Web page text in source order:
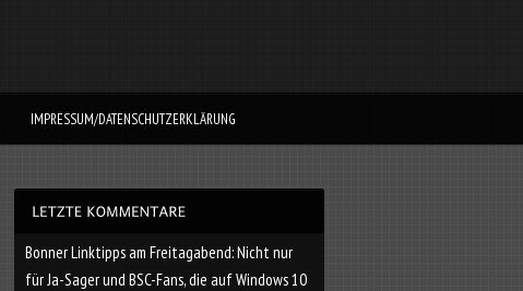
IMPRESSUM/DATENSCHUTZERKLÄRUNG
Bonner Linktipps am Freitagabend: Nicht nur
für Ja-Sager und BSC-Fans, die auf Windows 10